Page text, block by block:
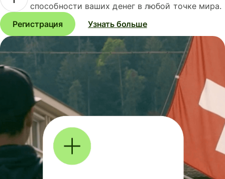
способности ваших денег в любой точке мира.
Регистрация
Узнать больше